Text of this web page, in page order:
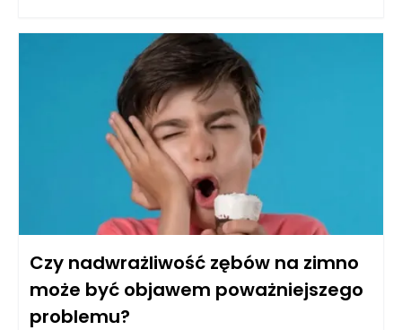
znajomości aktualnych trendów, ale także umiejętności
przewidywania przyszłych potrzeb i wyzwań. Opracowanie
kompleksowej strategii zarządzania nieruchomościami to nie
tylko inwestycja w dzisiejsze zyski, ale także w przyszły rozwój i
bezpieczeństwo finansowe.
Czy nadwrażliwość zębów na zimno
może być objawem poważniejszego
problemu?